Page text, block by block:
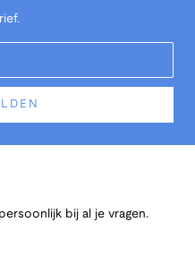
bij al je vragen.